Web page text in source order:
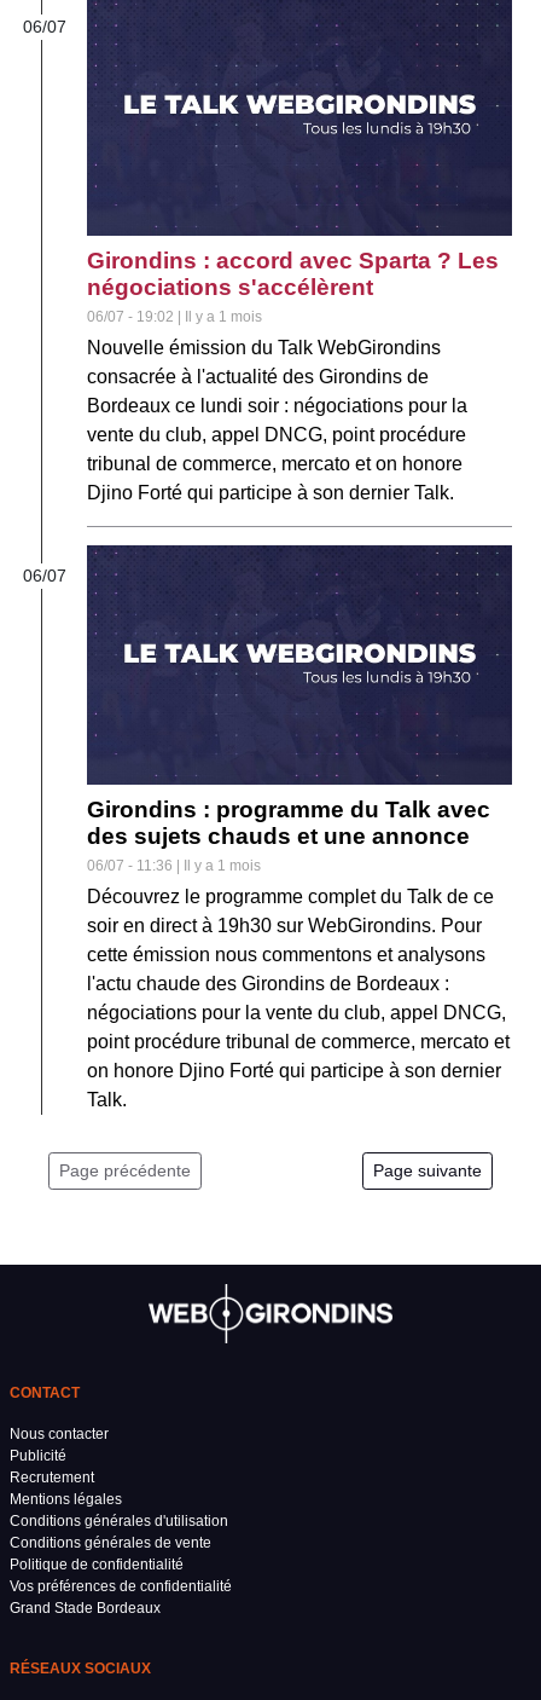
06/07
Girondins : accord avec Sparta ? Les
négociations s'accélèrent
06/07 - 19:02 | Il y a 1 mois
Nouvelle émission du Talk WebGirondins
consacrée à l'actualité des Girondins de
Bordeaux ce lundi soir : négociations pour la
vente du club, appel DNCG, point procédure
tribunal de commerce, mercato et on honore
Djino Forté qui participe à son dernier Talk.
06/07
Girondins : programme du Talk avec
des sujets chauds et une annonce
06/07 - 11:36 | Il y a 1 mois
Découvrez le programme complet du Talk de ce
soir en direct à 19h30 sur WebGirondins. Pour
cette émission nous commentons et analysons
l'actu chaude des Girondins de Bordeaux :
négociations pour la vente du club, appel DNCG,
point procédure tribunal de commerce, mercato et
on honore Djino Forté qui participe à son dernier
Talk.
Page précédente Page suivante
CONTACT
Nous contacter
Publicité
Recrutement
Mentions légales
Conditions générales d'utilisation
Conditions générales de vente
Politique de confidentialité
Vos préférences de confidentialité
Grand Stade Bordeaux
RÉSEAUX SOCIAUX